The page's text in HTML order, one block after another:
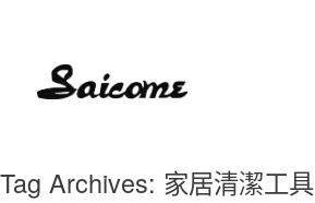
Tag Archives: 家居清潔工具